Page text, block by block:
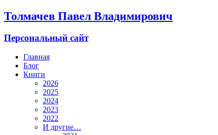
Толмачев Павел Владимирович
Персональный сайт
Главная
Блог
Книги
2026
2025
2024
2023
2022
И другие…